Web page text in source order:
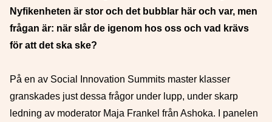
Nyfikenheten är stor och det bubblar här och var, men
frågan är: när slår de igenom hos oss och vad krävs
för att det ska ske?
På en av Social Innovation Summits master klasser
granskades just dessa frågor under lupp, under skarp
ledning av moderator Maja Frankel från Ashoka. I panelen